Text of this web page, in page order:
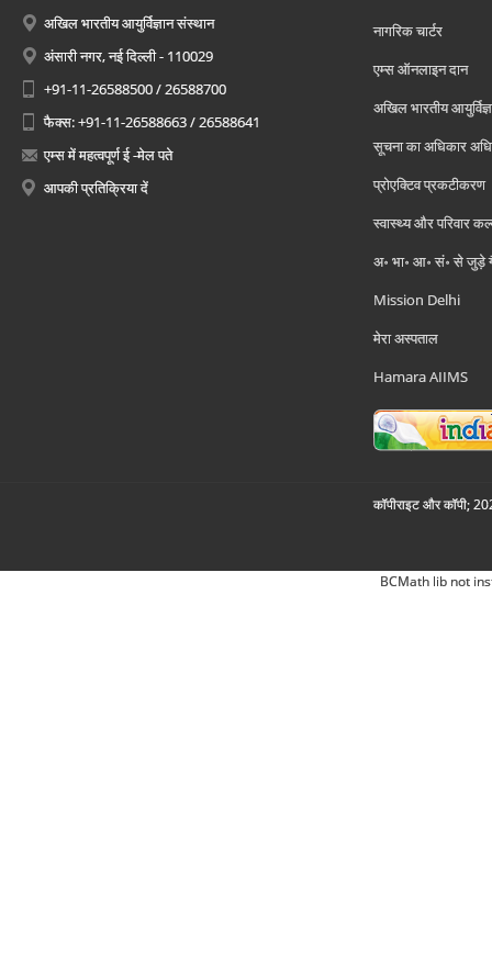
अखिल भारतीय आयुर्विज्ञान संस्थान
अंसारी नगर, नई दिल्ली - 110029
+91-11-26588500 / 26588700
फैक्स: +91-11-26588663 / 26588641
एम्स में महत्वपूर्ण ई -मेल पते
आपकी प्रतिक्रिया दें
नागरिक चार्टर
एम्स ऑनलाइन दान
अखिल भारतीय
सूचना का अधिकार
प्रोएक्टिव प्रकटीकरण
स्वास्थ्य और परिवार
अ॰ भा॰ आ॰ सं॰ से जुड़े
Mission Delhi
मेरा अस्पताल
Hamara AIIMS
कॉपीराइट और कॉपी;
BCMath lib not